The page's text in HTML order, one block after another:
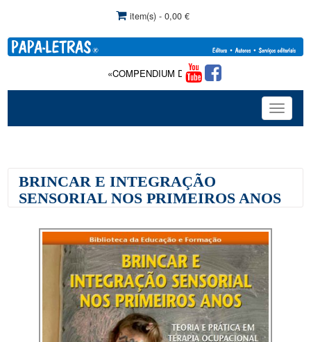
item(s) - 0,00 €
«COMPENDIUM DE TERAPIA DA FALA»: Com
Toggle
BRINCAR E INTEGRAÇÃO
SENSORIAL NOS PRIMEIROS ANOS